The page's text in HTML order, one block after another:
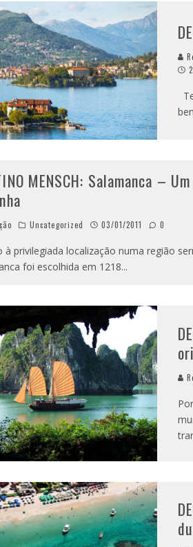
MENSCH: Salamanca –
Uncategorized 03/01/2011 0
à privilegiada localização numa região
foi escolhida em 1218...